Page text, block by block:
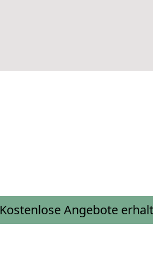
Kostenlose Angebote